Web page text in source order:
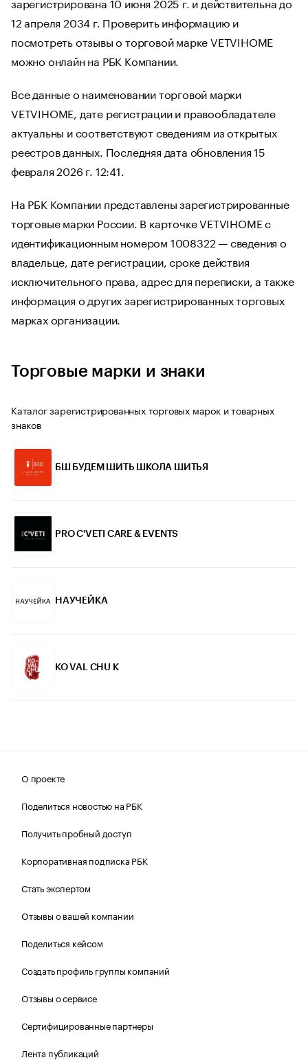
12 апреля 2034 г. Проверить информацию и
посмотреть отзывы о торговой марке VETVIHOME
можно онлайн на РБК Компании.
Все данные о наименовании торговой марки
VETVIHOME, дате регистрации и правообладателе
актуальны и соответствуют сведениям из открытых
реестров данных. Последняя дата обновления 15
февраля 2026 г. 12:41.
На РБК Компании представлены зарегистрированные
торговые марки России. В карточке VETVIHOME с
идентификационным номером 1008322 — сведения о
владельце, дате регистрации, сроке действия
исключительного права, адрес для переписки, а также
информация о других зарегистрированных торговых
марках организации.
Торговые марки и знаки
Каталог зарегистрированных торговых марок и товарных
знаков
БШ БУДЕМ ШИТЬ ШКОЛА ШИТЬЯ
PRO C'VETI CARE & EVENTS
НАУЧЕЙКА
KO VAL CHU K
О проекте
Поделиться новостью на РБК
Получить пробный доступ
Корпоративная подписка РБК
Стать экспертом
Отзывы о вашей компании
Поделиться кейсом
Создать профиль группы компаний
Отзывы о сервисе
Сертифицированные партнеры
Лента публикаций